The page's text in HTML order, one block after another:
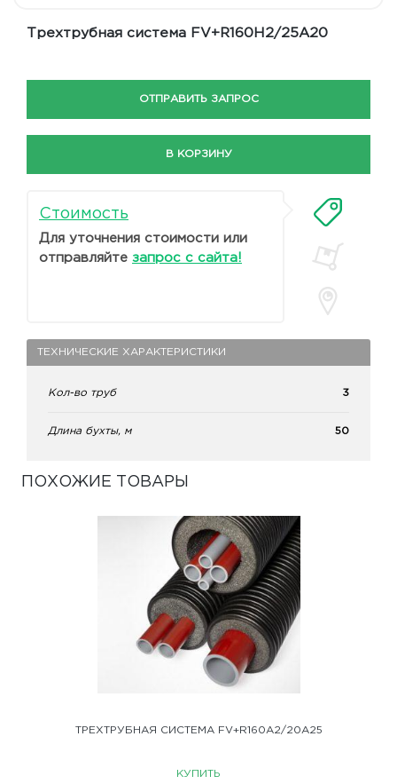
Трехтрубная система FV+R160H2/25A20
ОТПРАВИТЬ ЗАПРОС
В КОРЗИНУ
Стоимость
Для уточнения стоимости или
отправляйте запрос с сайта!
ТЕХНИЧЕСКИЕ ХАРАКТЕРИСТИКИ
Кол-во труб 3
Длина бухты, м 50
ПОХОЖИЕ ТОВАРЫ
ТРЕХТРУБНАЯ СИСТЕМА FV+R160A2/20A25
КУПИТЬ